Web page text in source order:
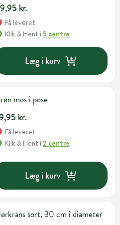
kr.
Få leveret
Klik & Hent i5 centre
Læg i kurv
mos i pose
kr.
Få leveret
Klik & Hent i2 centre
Læg i kurv
sort, 30 cm i diameter